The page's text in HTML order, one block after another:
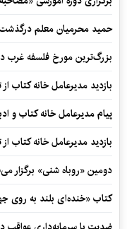
حمید محرمیان معلم درگذشت
بزرگ‌ترین مورخ فلسفه غرب
بازدید مدیرعامل خانه کتاب از
پیام مدیرعامل خانه کتاب و
بازدید مدیرعامل خانه کتاب از
دومین «روباه شنی» برگزار
کتاب «خنده‌ای بلند به روی